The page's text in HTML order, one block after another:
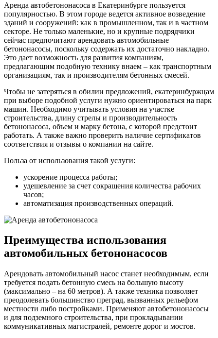
Аренда автобетононасоса в Екатеринбурге пользуется
популярностью. В этом городе ведется активное возведение
зданий и сооружений: как в промышленном, так и в частном
секторе. Не только маленькие, но и крупные подрядчики
сейчас предпочитают арендовать автомобильные
бетононасосы, поскольку содержать их достаточно накладно.
Это дает возможность для развития компаниям,
предлагающим подобную технику внаем – как транспортным
организациям, так и производителям бетонных смесей.
Чтобы не затеряться в обилии предложений, екатеринбуржцам
при выборе подобной услуги нужно ориентироваться на парк
машин. Необходимо учитывать условия на участке
строительства, длину стрелы и производительность
бетононасоса, объем и марку бетона, с которой предстоит
работать. А также важно проверить наличие сертификатов
соответствия и отзывы о компании на сайте.
Польза от использования такой услуги:
ускорение процесса работы;
удешевление за счет сокращения количества рабочих
часов;
автоматизация производственных операций.
Преимущества использования
автомобильных бетононасосов
Арендовать автомобильный насос станет необходимым, если
требуется подать бетонную смесь на большую высоту
(максимально – на 60 метров). А также техника позволяет
преодолевать большинство преград, вызванных рельефом
местности либо постройками. Применяют автобетононасосы
и для подземного строительства, при прокладывании
коммуникативных магистралей, ремонте дорог и мостов.